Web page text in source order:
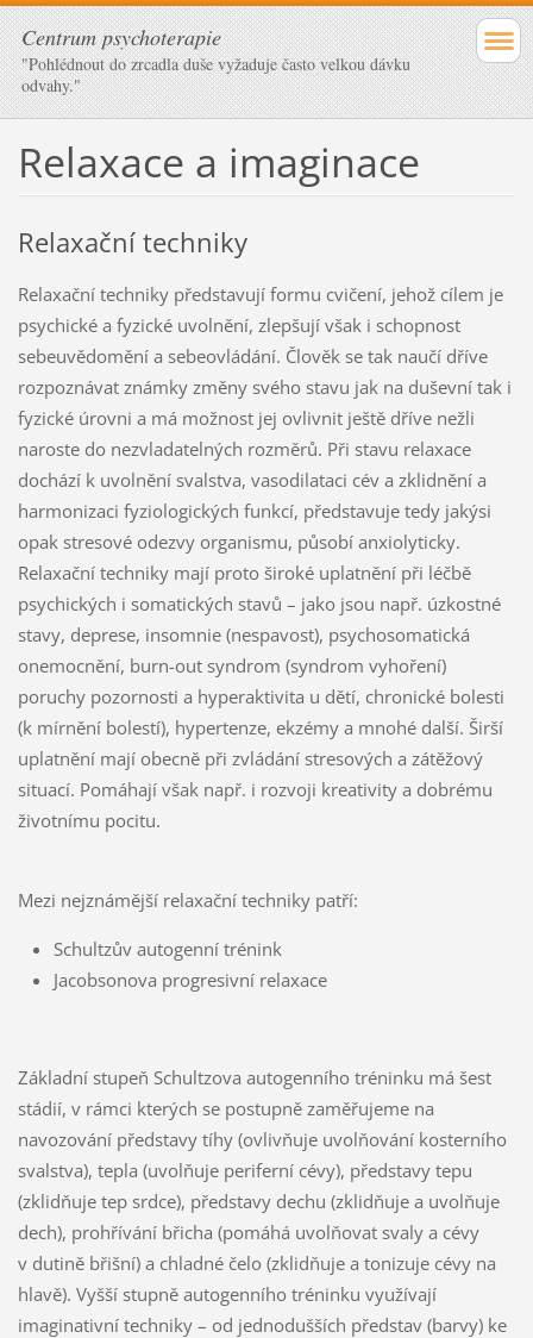
Centrum psychoterapie
"Pohlédnout do zrcadla duše vyžaduje často velkou dávku
odvahy."
Relaxace a imaginace
Relaxační techniky
Relaxační techniky představují formu cvičení, jehož cílem je
psychické a fyzické uvolnění, zlepšují však i schopnost
sebeuvědomění a sebeovládání. Člověk se tak naučí dříve
rozpoznávat známky změny svého stavu jak na duševní tak i
fyzické úrovni a má možnost jej ovlivnit ještě dříve nežli
naroste do nezvladatelných rozměrů. Při stavu relaxace
dochází k uvolnění svalstva, vasodilataci cév a zklidnění a
harmonizaci fyziologických funkcí, představuje tedy jakýsi
opak stresové odezvy organismu, působí anxiolyticky.
Relaxační techniky mají proto široké uplatnění při léčbě
psychických i somatických stavů – jako jsou např. úzkostné
stavy, deprese, insomnie (nespavost), psychosomatická
onemocnění, burn-out syndrom (syndrom vyhoření)
poruchy pozornosti a hyperaktivita u dětí, chronické bolesti
(k mírnění bolestí), hypertenze, ekzémy a mnohé další. Širší
uplatnění mají obecně při zvládání stresových a zátěžový
situací. Pomáhají však např. i rozvoji kreativity a dobrému
životnímu pocitu.
Mezi nejznámější relaxační techniky patří:
Schultzův autogenní trénink
Jacobsonova progresivní relaxace
Základní stupeň Schultzova autogenního tréninku má šest
stádií, v rámci kterých se postupně zaměřujeme na
navozování představy tíhy (ovlivňuje uvolňování kosterního
svalstva), tepla (uvolňuje periferní cévy), představy tepu
(zklidňuje tep srdce), představy dechu (zklidňuje a uvolňuje
dech), prohřívání břicha (pomáhá uvolňovat svaly a cévy
v dutině břišní) a chladné čelo (zklidňuje a tonizuje cévy na
hlavě). Vyšší stupně autogenního tréninku využívají
imaginativní techniky – od jednodušších představ (barvy) ke